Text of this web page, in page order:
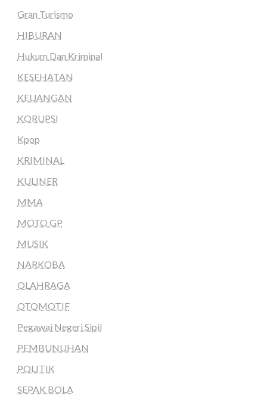
Gran Turismo
HIBURAN
Hukum Dan Kriminal
KESEHATAN
KEUANGAN
KORUPSI
Kpop
KRIMINAL
KULINER
MMA
MOTO GP
MUSIK
NARKOBA
OLAHRAGA
OTOMOTIF
Pegawai Negeri Sipil
PEMBUNUHAN
POLITIK
SEPAK BOLA